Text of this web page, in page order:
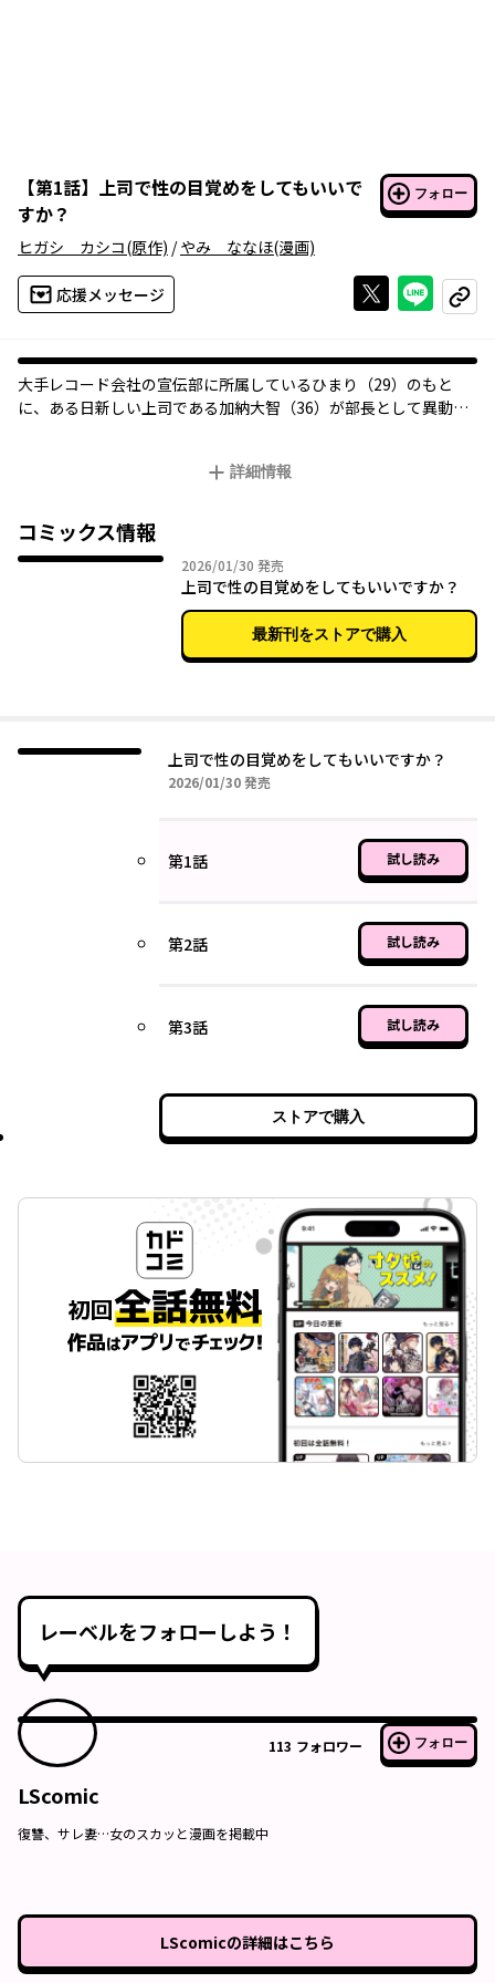
【第1話】 上司で性の目覚めをしてもいいで
すか？
フォロー
ヒガシ カシコ(原作) /やみ ななほ(漫画)
応援メッセージ Xで投稿する
ライン
コピー
大手レコード会社の宣伝部に所属しているひまり（29）のもと
に、ある日新しい上司である加納大智（36）が部長として異動し
の自宅を訪れると、ひまりの後輩である麗香と浮気している現場
イイ」と言われたことがショックで女性としての自信を喪失して
しまう。
加納に仕事でのトラブルを助けてもらい、次第に近づいていくひ
まりと加納。自信を失っていたひまりだったが、加納からとろけ
るようなキスをされ、今まで感じたことのない快感を知ってい
キスがこんなに気持ちいいなんて知らなかった。失恋して絶望し
「触れたいと思ったから触れている。俺が触れるのはいやか？」
イケメン上司からの優しく甘いキスに、私どうにかなってしまい
詳細情報
コミックス情報
2026/01/30 2026年01月30日
発売
上司で性の目覚めをしてもいいですか？
最新刊をストアで購入
上司で性の目覚めをしてもいいですか？
2026/01/302026年01月30日
発売
第1話 試し読み
第2話 試し読み
第3話 試し読み
ストアで購入
レーベルをフォローしよう！
113 フォロワー フォロー
LScomic
復讐、サレ妻…女のスカッと漫画を掲載中
LScomicの詳細はこちら